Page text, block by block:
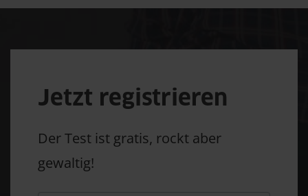
Jetzt registrieren
Der Test ist gratis, rockt aber
gewaltig!